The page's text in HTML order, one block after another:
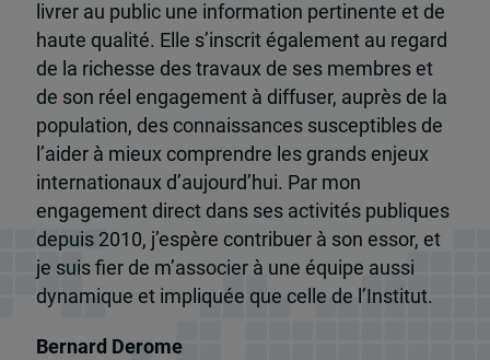
livrer au public une information pertinente et de
haute qualité. Elle s’inscrit également au regard
de la richesse des travaux de ses membres et
de son réel engagement à diffuser, auprès de la
population, des connaissances susceptibles de
l’aider à mieux comprendre les grands enjeux
internationaux d’aujourd’hui. Par mon
engagement direct dans ses activités publiques
depuis 2010, j’espère contribuer à son essor, et
je suis fier de m’associer à une équipe aussi
dynamique et impliquée que celle de l’Institut.
Bernard Derome